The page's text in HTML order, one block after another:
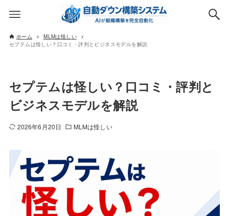
ホーム
MLMは怪しい
セプテムは怪しい？口コミ・評判とビジネスモデルを解説
セプテムは怪しい？口コミ・評判と
ビジネスモデルを解説
2026年6月20日 MLMは怪しい